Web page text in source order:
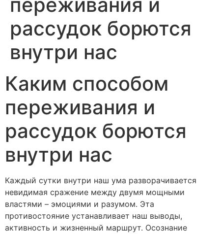
переживания и
рассудок борются
внутри нас
Каким способом
переживания и
рассудок борются
внутри нас
Каждый сутки внутри наш ума разворачивается
невидимая сражение между двумя мощными
властями – эмоциями и разумом. Эта
противостояние устанавливает наш выводы,
активность и жизненный маршрут. Осознание